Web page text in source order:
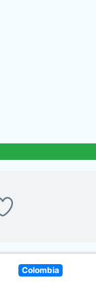
Colombia